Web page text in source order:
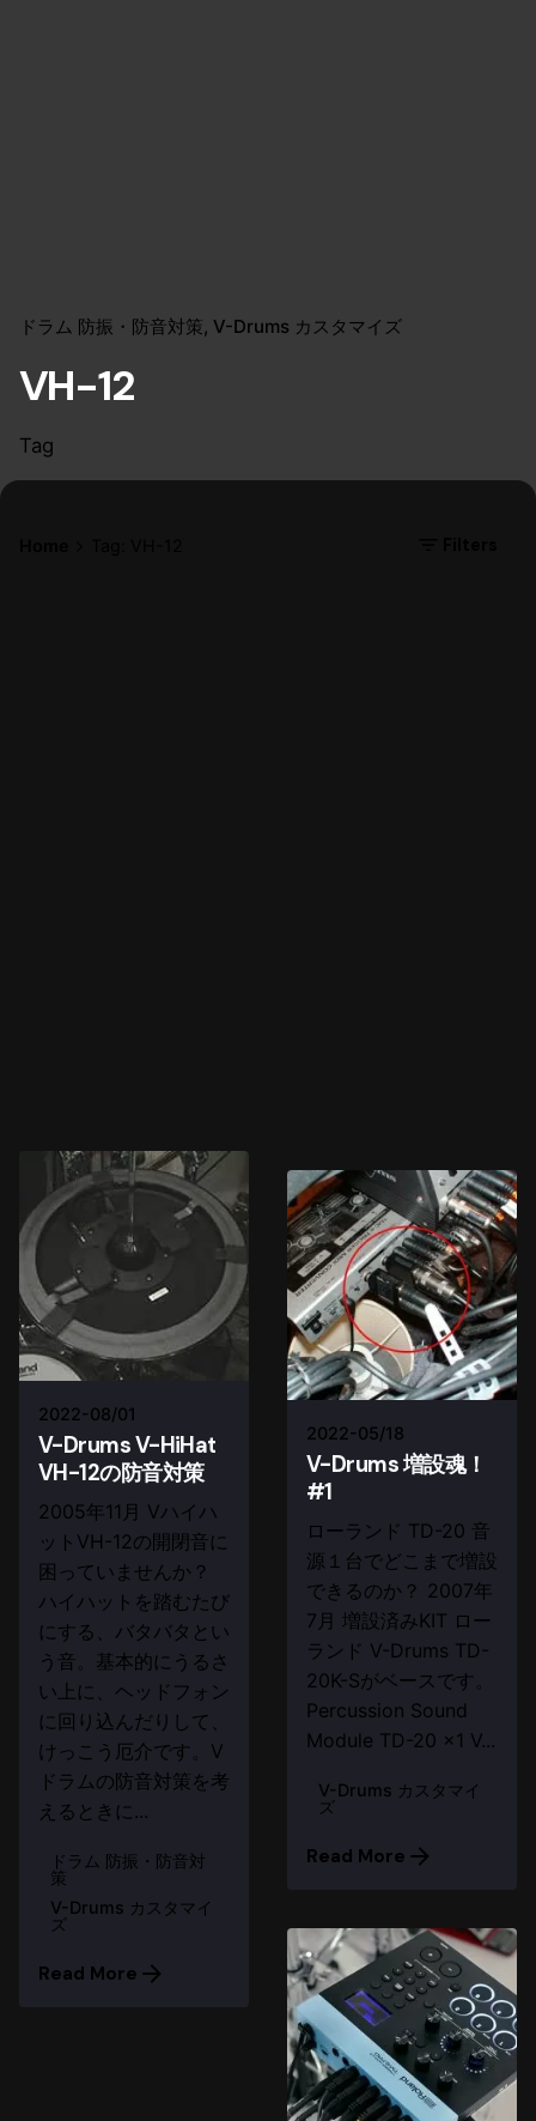
ドラム 防振・防音対策 V-Drums カスタマイズ
VH-12
Tag
2022-08/01
V-Drums V-HiHat
VH-12の防音対策
2005年11月 Vハイハ
ットVH-12の開閉音に
困っていませんか？
ハイハットを踏むたび
にする、バタバタとい
う音。基本的にうるさ
い上に、ヘッドフォン
に回り込んだりして、
けっこう厄介です。V
ドラムの防音対策を考
えるときに...
ドラム 防振・防音対
策
V-Drums カスタマイ
ズ
Read More
2022-05/18
V-Drums 増設魂！
#1
ローランド TD-20 音
源１台でどこまで増設
できるのか？ 2007年
7月 増設済みKIT ロー
ランド V-Drums TD-
20K-Sがベースです。
Percussion Sound
Module TD-20 ×1 V...
V-Drums カスタマイ
ズ
Read More